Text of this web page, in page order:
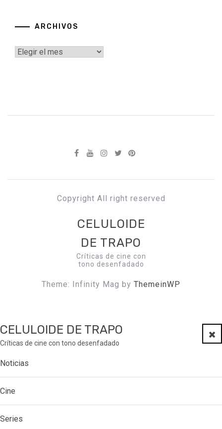
ARCHIVOS
Archivos
Copyright All right reserved
CELULOIDE
DE TRAPO
Críticas de cine con
tono desenfadado
Theme: Infinity Mag by ThemeinWP
CELULOIDE DE TRAPO
Críticas de cine con tono desenfadado
Noticias
Cine
Series